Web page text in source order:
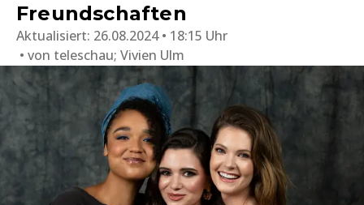
Freundschaften
Aktualisiert: 26.08.2024 • 18:15 Uhr
von teleschau; Vivien Ulm